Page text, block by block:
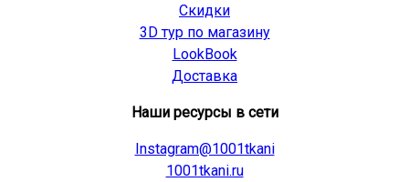
Скидки
3D тур по магазину
LookBook
Доставка
Наши ресурсы в сети
Instagram@1001tkani
1001tkani.ru